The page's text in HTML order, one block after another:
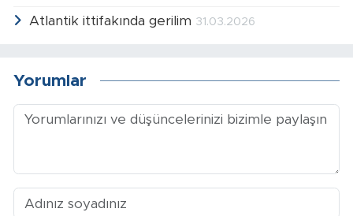
Atlantik ittifakında gerilim 31.03.2026
Yorumlar